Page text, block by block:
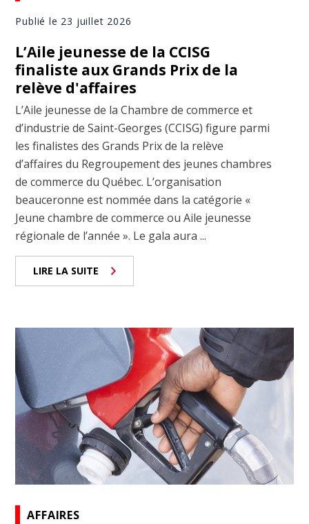
Publié le 23 juillet 2026
L’Aile jeunesse de la CCISG
finaliste aux Grands Prix de la
relève d'affaires
L’Aile jeunesse de la Chambre de commerce et
d’industrie de Saint-Georges (CCISG) figure parmi
les finalistes des Grands Prix de la relève
d’affaires du Regroupement des jeunes chambres
de commerce du Québec. L’organisation
beauceronne est nommée dans la catégorie «
Jeune chambre de commerce ou Aile jeunesse
régionale de l’année ». Le gala aura ...
LIRE LA SUITE
AFFAIRES